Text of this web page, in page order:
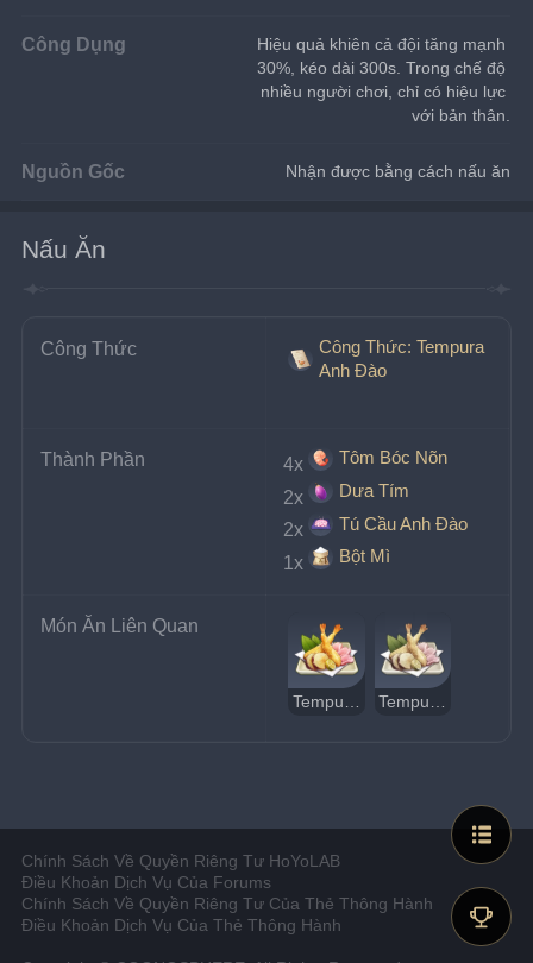
Công Dụng
Hiệu quả khiên cả đội tăng mạnh
30%, kéo dài 300s. Trong chế độ
nhiều người chơi, chỉ có hiệu lực
với bản thân.
Nguồn Gốc Nhận được bằng cách nấu ăn
Nấu Ăn
Công Thức
Công Thức: Tempura
Anh Đào
Thành Phần 4x
Tôm Bóc Nõn
2x
Dưa Tím
2x
Tú Cầu Anh Đào
1x
Bột Mì
Món Ăn Liên Quan
Chính Sách Về Quyền Riêng Tư HoYoLAB
Điều Khoản Dịch Vụ Của Forums
Chính Sách Về Quyền Riêng Tư Của Thẻ Thông Hành
Điều Khoản Dịch Vụ Của Thẻ Thông Hành